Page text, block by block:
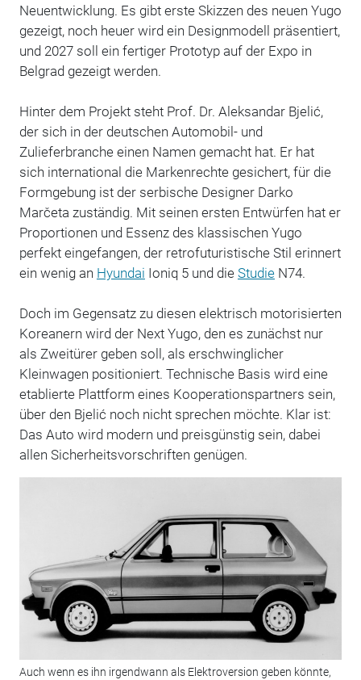
Neuentwicklung. Es gibt erste Skizzen des neuen Yugo
gezeigt, noch heuer wird ein Designmodell präsentiert,
und 2027 soll ein fertiger Prototyp auf der Expo in
Belgrad gezeigt werden.
Hinter dem Projekt steht Prof. Dr. Aleksandar Bjelić,
der sich in der deutschen Automobil- und
Zulieferbranche einen Namen gemacht hat. Er hat
sich international die Markenrechte gesichert, für die
Formgebung ist der serbische Designer Darko
Marčeta zuständig. Mit seinen ersten Entwürfen hat er
Proportionen und Essenz des klassischen Yugo
perfekt eingefangen, der retrofuturistische Stil erinnert
ein wenig an Hyundai Ioniq 5 und die StudieN74.
Doch im Gegensatz zu diesen elektrisch motorisierten
Koreanern wird der Next Yugo, den es zunächst nur
als Zweitürer geben soll, als erschwinglicher
Kleinwagen positioniert. Technische Basis wird eine
etablierte Plattform eines Kooperationspartners sein,
über den Bjelić noch nicht sprechen möchte. Klar ist:
Das Auto wird modern und preisgünstig sein, dabei
allen Sicherheitsvorschriften genügen.
Auch wenn es ihn irgendwann als Elektroversion geben könnte,